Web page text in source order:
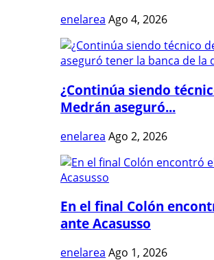
enelarea Ago 4, 2026
¿Continúa siendo
Medrán aseguró...
enelarea Ago 2, 2026
En el final Colón
ante Acasusso
enelarea Ago 1, 2026